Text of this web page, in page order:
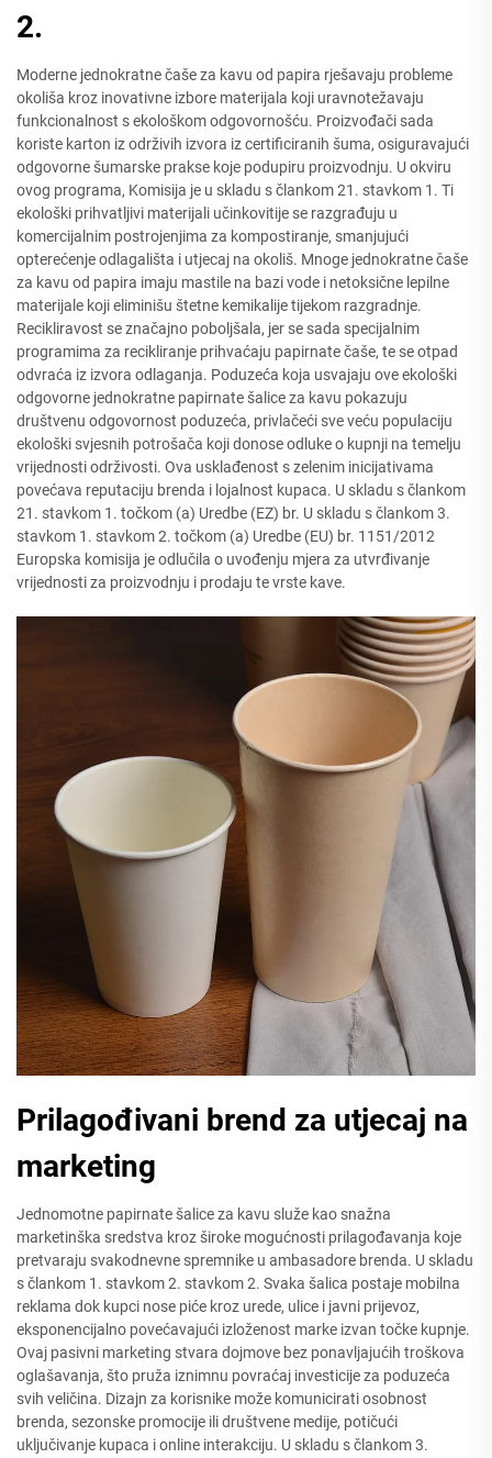
2.
Moderne jednokratne čaše za kavu od papira rješavaju probleme
okoliša kroz inovativne izbore materijala koji uravnotežavaju
funkcionalnost s ekološkom odgovornošću. Proizvođači sada
koriste karton iz održivih izvora iz certificiranih šuma, osiguravajući
odgovorne šumarske prakse koje podupiru proizvodnju. U okviru
ovog programa, Komisija je u skladu s člankom 21. stavkom 1. Ti
ekološki prihvatljivi materijali učinkovitije se razgrađuju u
komercijalnim postrojenjima za kompostiranje, smanjujući
opterećenje odlagališta i utjecaj na okoliš. Mnoge jednokratne čaše
za kavu od papira imaju mastile na bazi vode i netoksične lepilne
materijale koji eliminišu štetne kemikalije tijekom razgradnje.
Recikliravost se značajno poboljšala, jer se sada specijalnim
programima za recikliranje prihvaćaju papirnate čaše, te se otpad
odvraća iz izvora odlaganja. Poduzeća koja usvajaju ove ekološki
odgovorne jednokratne papirnate šalice za kavu pokazuju
društvenu odgovornost poduzeća, privlačeći sve veću populaciju
ekološki svjesnih potrošača koji donose odluke o kupnji na temelju
vrijednosti održivosti. Ova usklađenost s zelenim inicijativama
povećava reputaciju brenda i lojalnost kupaca. U skladu s člankom
21. stavkom 1. točkom (a) Uredbe (EZ) br. U skladu s člankom 3.
stavkom 1. stavkom 2. točkom (a) Uredbe (EU) br. 1151/2012
Europska komisija je odlučila o uvođenju mjera za utvrđivanje
vrijednosti za proizvodnju i prodaju te vrste kave.
Prilagođivani brend za utjecaj na
marketing
Jednomotne papirnate šalice za kavu služe kao snažna
marketinška sredstva kroz široke mogućnosti prilagođavanja koje
pretvaraju svakodnevne spremnike u ambasadore brenda. U skladu
s člankom 1. stavkom 2. stavkom 2. Svaka šalica postaje mobilna
reklama dok kupci nose piće kroz urede, ulice i javni prijevoz,
eksponencijalno povećavajući izloženost marke izvan točke kupnje.
Ovaj pasivni marketing stvara dojmove bez ponavljajućih troškova
oglašavanja, što pruža iznimnu povraćaj investicije za poduzeća
svih veličina. Dizajn za korisnike može komunicirati osobnost
brenda, sezonske promocije ili društvene medije, potičući
uključivanje kupaca i online interakciju. U skladu s člankom 3.